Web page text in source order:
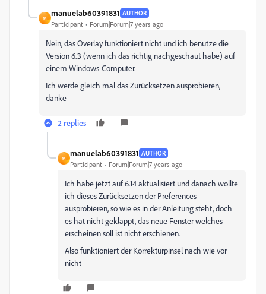
M
manuelab60391831 AUTHOR
Participant Forum|Forum|7 years ago
Nein, das Overlay funktioniert nicht und ich benutze die
Version 6.3 (wenn ich das richtig nachgeschaut habe) auf
einem Windows-Computer.
Ich werde gleich mal das Zurücksetzen ausprobieren,
danke
2 replies
M
manuelab60391831 AUTHOR
Participant Forum|Forum|7 years ago
Ich habe jetzt auf 6.14 aktualisiert und danach wollte
ich dieses Zurücksetzen der Preferences
ausprobieren, so wie es in der Anleitung steht, doch
es hat nicht geklappt, das neue Fenster welches
erscheinen soll ist nicht erschienen.
Also funktioniert der Korrekturpinsel nach wie vor
nicht